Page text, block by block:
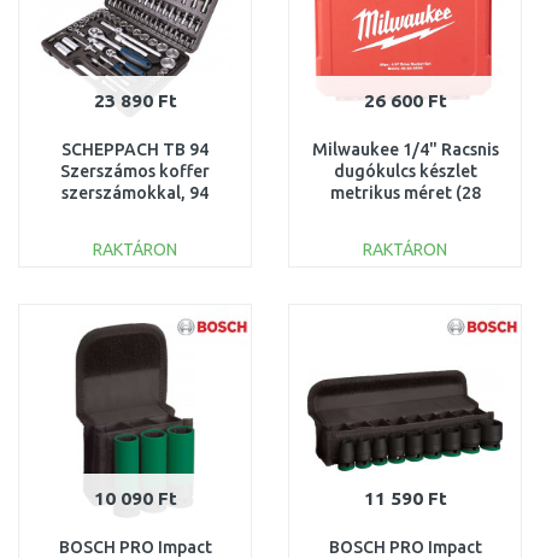
23 890 Ft
SCHEPPACH TB 94
Szerszámos koffer
szerszámokkal, 94
RAKTÁRON
Összehasonlítás
26 600 Ft
Milwaukee 1/4" Racsnis
dugókulcs készlet
metrikus méret (28
RAKTÁRON
Összehasonlítás
10 090 Ft
BOSCH PRO Impact
11 590 Ft
BOSCH PRO Impact